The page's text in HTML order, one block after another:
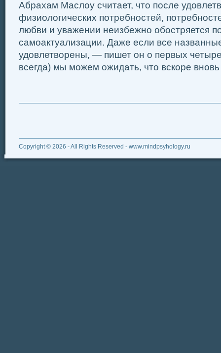
Абрахам Маслоу считает, что после
физиологических потребностей,
любви и уважении неизбежно обостряется
самоактуализации. Даже если все
удовлетворены, — пишет он о первых
всегда) мы можем ожидать, что вскоре вновь
Copyright © 2026 - All Rights Reserved - www.mindpsyhology.ru